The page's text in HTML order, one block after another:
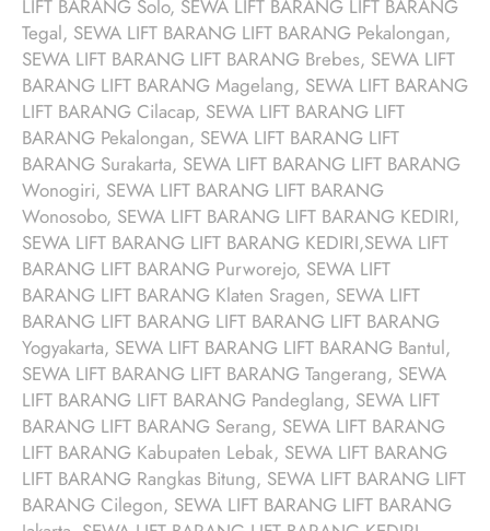
LIFT BARANG Solo, SEWA LIFT BARANG LIFT BARANG
Tegal, SEWA LIFT BARANG LIFT BARANG Pekalongan,
SEWA LIFT BARANG LIFT BARANG Brebes, SEWA LIFT
BARANG LIFT BARANG Magelang, SEWA LIFT BARANG
LIFT BARANG Cilacap, SEWA LIFT BARANG LIFT
BARANG Pekalongan, SEWA LIFT BARANG LIFT
BARANG Surakarta, SEWA LIFT BARANG LIFT BARANG
Wonogiri, SEWA LIFT BARANG LIFT BARANG
Wonosobo, SEWA LIFT BARANG LIFT BARANG KEDIRI,
SEWA LIFT BARANG LIFT BARANG KEDIRI,SEWA LIFT
BARANG LIFT BARANG Purworejo, SEWA LIFT
BARANG LIFT BARANG Klaten Sragen, SEWA LIFT
BARANG LIFT BARANG LIFT BARANG LIFT BARANG
Yogyakarta, SEWA LIFT BARANG LIFT BARANG Bantul,
SEWA LIFT BARANG LIFT BARANG Tangerang, SEWA
LIFT BARANG LIFT BARANG Pandeglang, SEWA LIFT
BARANG LIFT BARANG Serang, SEWA LIFT BARANG
LIFT BARANG Kabupaten Lebak, SEWA LIFT BARANG
LIFT BARANG Rangkas Bitung, SEWA LIFT BARANG LIFT
BARANG Cilegon, SEWA LIFT BARANG LIFT BARANG